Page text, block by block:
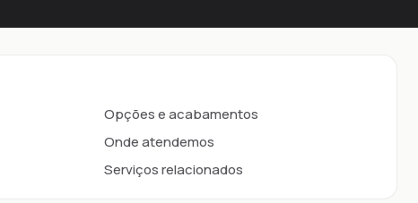
Opções e acabamentos
Onde atendemos
Serviços relacionados